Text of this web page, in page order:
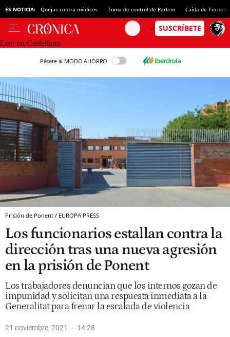
ES NOTICIA: Quejas contra médicos Toma de control de Parlem Caída de
Leer en Castellano
Pásate al MODO AHORRO
Prisión de Ponent / EUROPA PRESS
Los funcionarios estallan contra la
dirección tras una nueva agresión
en la prisión de Ponent
Los trabajadores denuncian que los internos gozan de
impunidad y solicitan una respuesta inmediata a la
Generalitat para frenar la escalada de violencia
21 noviembre, 2021 14:28